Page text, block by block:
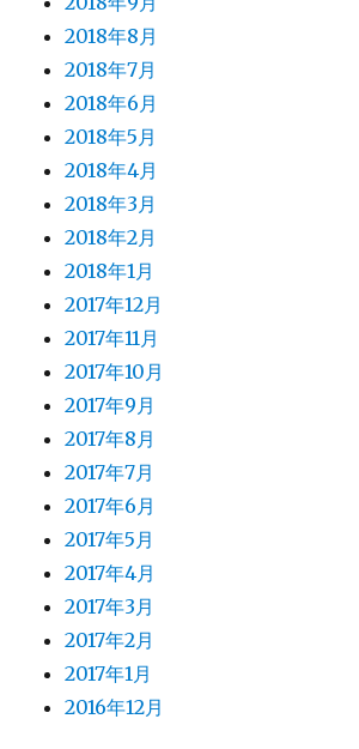
2018年8月
2018年7月
2018年6月
2018年5月
2018年4月
2018年3月
2018年2月
2018年1月
2017年12月
2017年11月
2017年10月
2017年9月
2017年8月
2017年7月
2017年6月
2017年5月
2017年4月
2017年3月
2017年2月
2017年1月
2016年12月